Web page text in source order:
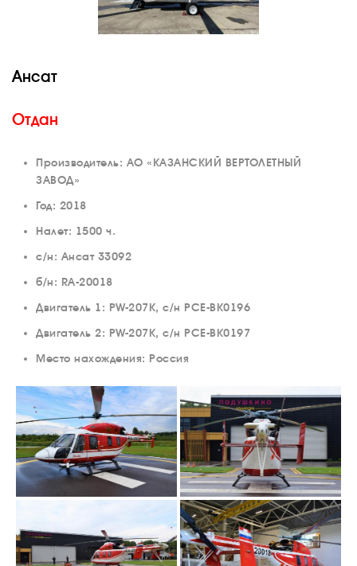
Ансат
Отдан
Производитель: АО «КАЗАНСКИЙ ВЕРТОЛЕТНЫЙ
ЗАВОД»
Год: 2018
Налет: 1500 ч.
с/н: Ансат 33092
б/н: RA-20018
Двигатель 1: PW-207K, с/н PCE-BK0196
Двигатель 2: PW-207K, с/н PCE-BK0197
Место нахождения: Россия